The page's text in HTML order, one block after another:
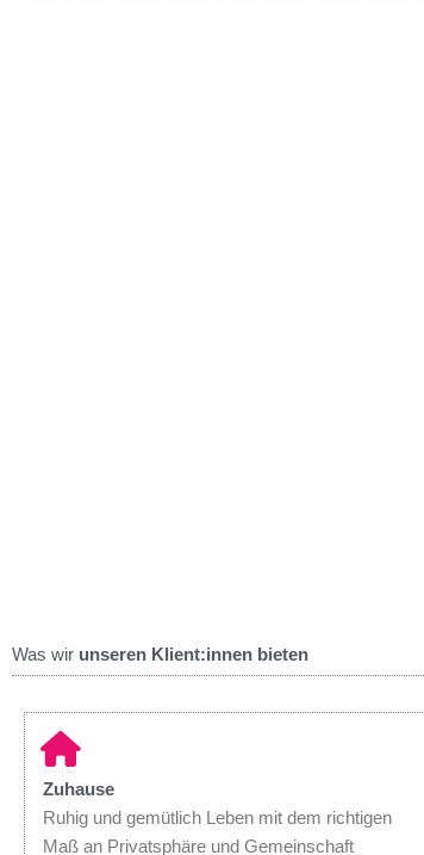
Was wir unseren Klient:innen bieten
Zuhause
Ruhig und gemütlich Leben mit dem richtigen
Maß an Privatsphäre und Gemeinschaft